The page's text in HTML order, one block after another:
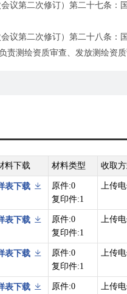
议第二次修订）第二十七条：
议第二次修订）第二十八条：
责测绘资质审查、发放测绘资
料下载 材料类型 收取
表下载
原件:0
复印件:1
上传电
表下载
原件:0
复印件:1
上传电
表下载
原件:0
复印件:1
上传电
表下载
原件:0
上传电